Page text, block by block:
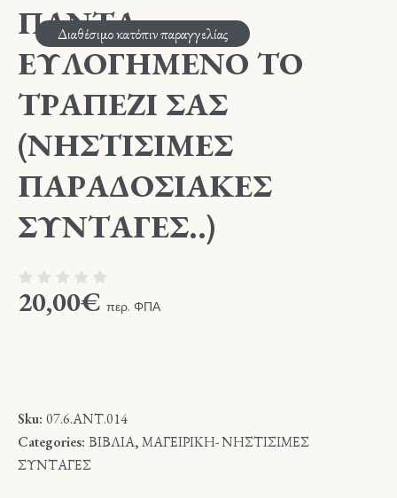
ΠΑΝΤΑ
ΕΥΛΟΓΗΜΕΝΟ ΤΟ
ΤΡΑΠΕΖΙ ΣΑΣ
(ΝΗΣΤΙΣΙΜΕΣ
ΠΑΡΑΔΟΣΙΑΚΕΣ
ΣΥΝΤΑΓΕΣ..)
20,00€ περ. ΦΠΑ
Sku: 07.6.ΑΝΤ.014
Categories: ΒΙΒΛΙΑ,ΜΑΓΕΙΡΙΚΗ- ΝΗΣΤΙΣΙΜΕΣ
ΣΥΝΤΑΓΕΣ
Διαθέσιμο κατόπιν παραγγελίας